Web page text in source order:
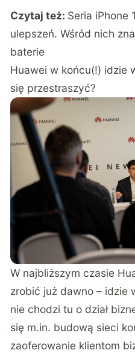
Czytaj też: Seria iPhone
ulepszeń. Wśród nich
baterie
Huawei w końcu(!) idzie
się przestraszyć?
W najbliższym czasie
zrobić już dawno – idzie
nie chodzi tu o dział
się m.in. budową sieci
zaoferowanie klientom